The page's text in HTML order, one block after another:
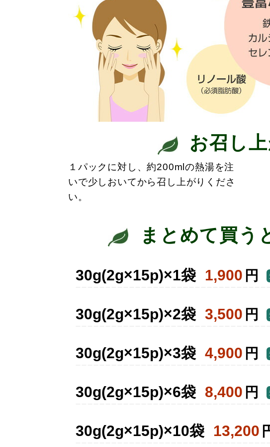
お召し
１パックに対し、約200mlの熱湯を注
いで少しおいてから召し上がりくださ
い。
まとめて買う
30g(2g×15p)×1袋 1,900円
30g(2g×15p)×2袋 3,500円
30g(2g×15p)×3袋 4,900円
30g(2g×15p)×6袋 8,400円
30g(2g×15p)×10袋 13,200